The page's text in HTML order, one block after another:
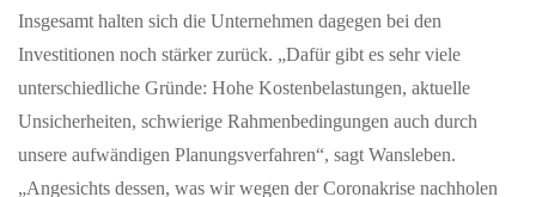
MAI 18, 2026
Erster Grundschul-Robotikwettbewerb im Landkreis
Waldshut begeistert Schülerinnen und Schüler
Waldshut-Tiengen, 18.05.2026 — Robotik, Kreativität und
Teamgeist standen am 5. Mai 2026 im Mittelpunkt: Das
Insgesamt halten sich die Unternehmen dagegen bei den
Investitionen noch stärker zurück. „Dafür gibt es sehr viele
unterschiedliche Gründe: Hohe Kostenbelastungen, aktuelle
Unsicherheiten, schwierige Rahmenbedingungen auch durch
unsere aufwändigen Planungsverfahren“, sagt Wansleben.
„Angesichts dessen, was wir wegen der Coronakrise nachholen